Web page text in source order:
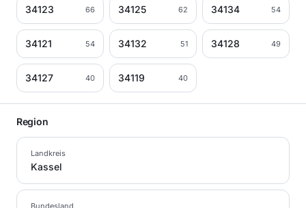
34123 66 34125 62 34134 54
34121 54 34132 51 34128 49
34127 40 34119 40
Region
Landkreis
Kassel
Bundesland